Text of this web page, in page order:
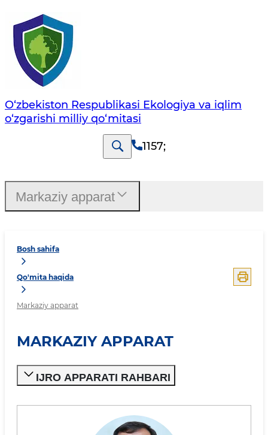
O‘zbekiston Respublikasi Ekologiya va iqlim
o‘zgarishi milliy qo‘mitasi
1157;
Bosh sahifa
Qo'mita haqida
Markaziy apparat
MARKAZIY APPARAT
IJRO APPARATI RAHBARI
Markaziy apparat